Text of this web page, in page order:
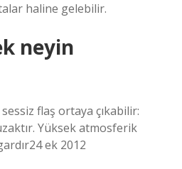
haline gelebilir.
neyin
flaş ortaya çıkabilir:
Yüksek atmosferik
ek 2012